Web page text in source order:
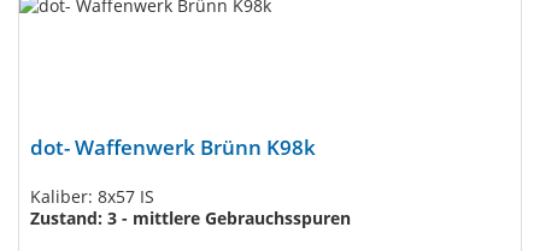
dot- Waffenwerk Brünn K98k
Kaliber: 8x57 IS
Zustand: 3 - mittlere Gebrauchsspuren